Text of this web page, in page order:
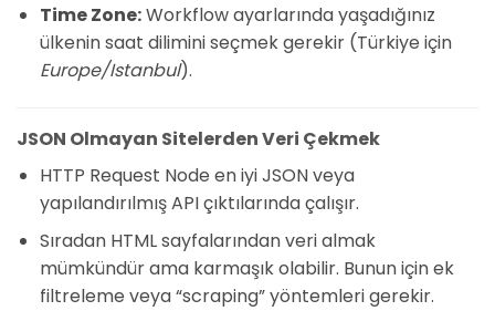
Time Zone:Workflow ayarlarında yaşadığınız
ülkenin saat dilimini seçmek gerekir (Türkiye için
Europe/Istanbul).
JSON Olmayan Sitelerden Veri Çekmek
HTTP Request Node en iyi JSON veya
yapılandırılmış API çıktılarında çalışır.
Sıradan HTML sayfalarından veri almak
mümkündür ama karmaşık olabilir. Bunun için ek
filtreleme veya “scraping” yöntemleri gerekir.